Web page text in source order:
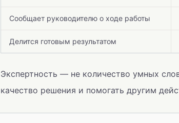
Сообщает руководителю о ходе работы
Делится готовым результатом
Экспертность — не количество умных
качество решения и помогать другим